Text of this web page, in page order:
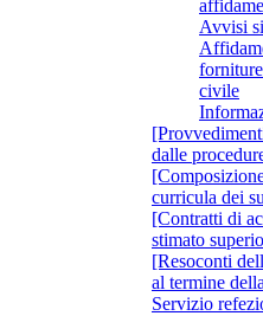
Avvisi
civile
dalle
curricula dei
[Contratti di
stimato
[Resoconti
al termine
Servizio